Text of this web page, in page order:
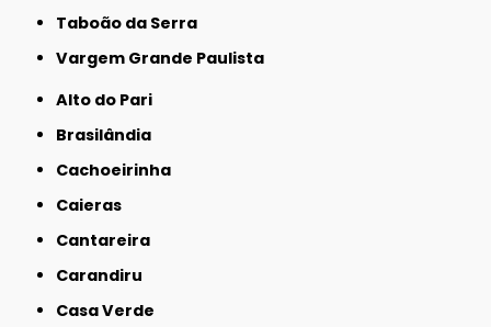
Taboão da Serra
Vargem Grande Paulista
Alto do Pari
Brasilândia
Cachoeirinha
Caieras
Cantareira
Carandiru
Casa Verde